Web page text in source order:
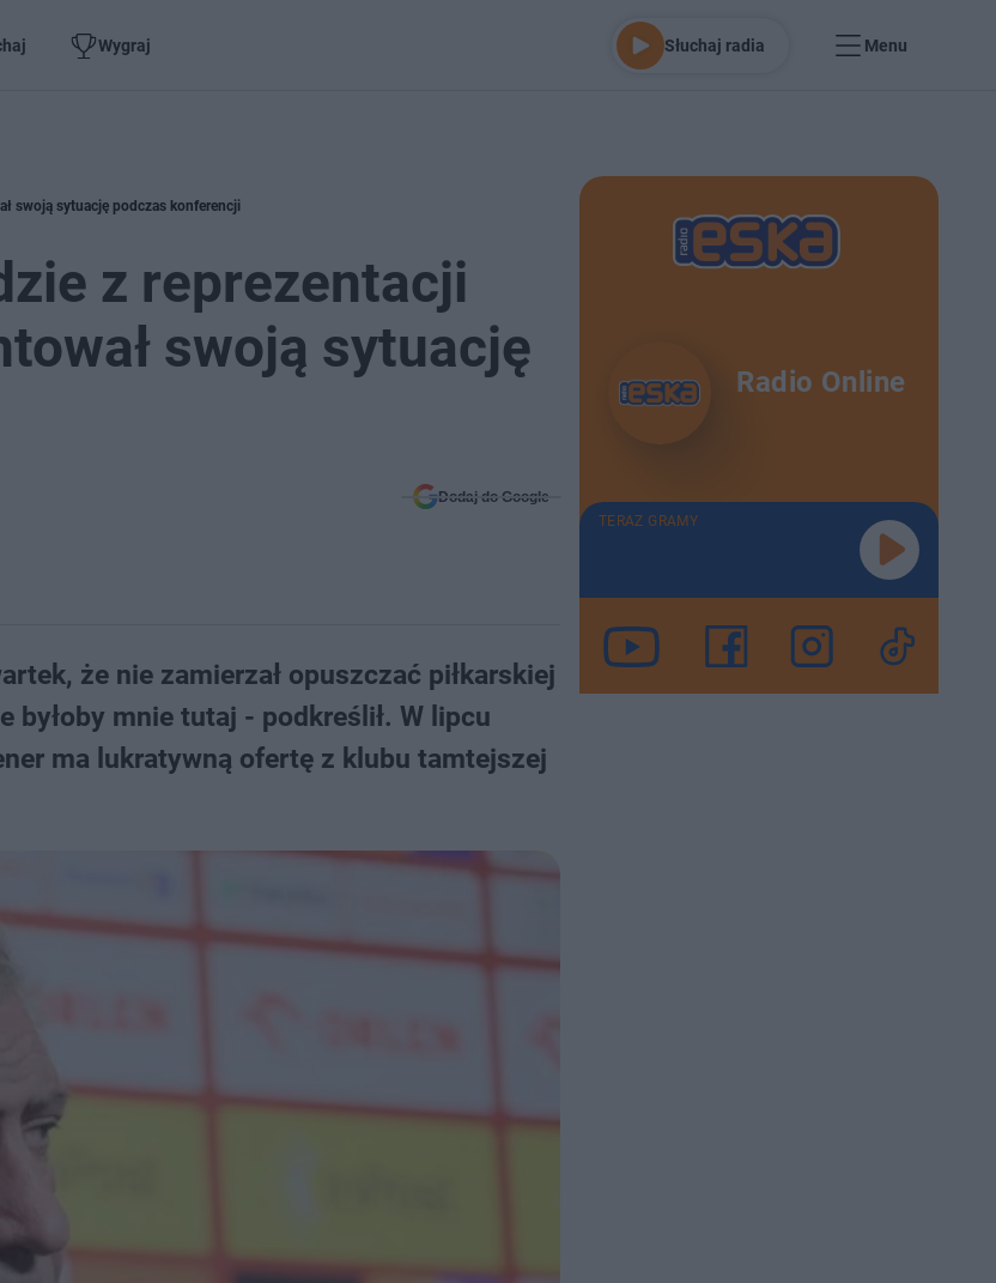
Wygraj Słuchaj radia Menu
swoją sytuację podczas konferencji
z reprezentacji
swoją sytuację
Dodaj do Google
że nie zamierzał opuszczać piłkarskiej
mnie tutaj - podkreślił. W lipcu
ma lukratywną ofertę z klubu tamtejszej
Radio Online
TERAZ GRAMY